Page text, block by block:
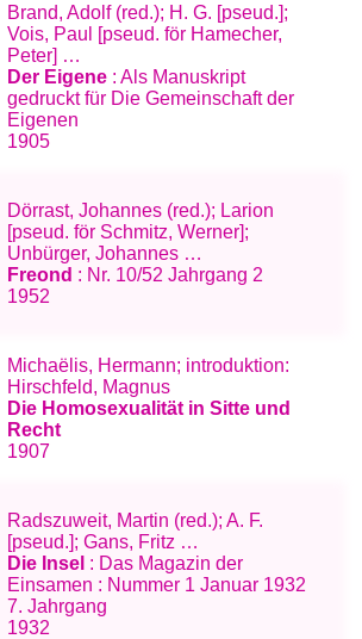
Brand, Adolf (red.); H. G. [pseud.];
Vois, Paul [pseud. för Hamecher,
Peter] …
Der Eigene : Als Manuskript
gedruckt für Die Gemeinschaft der
Eigenen
1905
Dörrast, Johannes (red.); Larion
[pseud. för Schmitz, Werner];
Unbürger, Johannes …
Freond : Nr. 10/52 Jahrgang 2
1952
Michaëlis, Hermann; introduktion:
Hirschfeld, Magnus
Die Homosexualität in Sitte und
Recht
1907
Radszuweit, Martin (red.); A. F.
[pseud.]; Gans, Fritz …
Die Insel : Das Magazin der
Einsamen : Nummer 1 Januar 1932
7. Jahrgang
1932